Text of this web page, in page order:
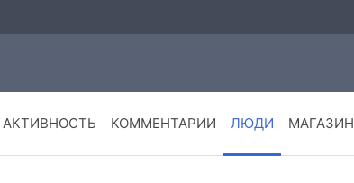
АКТИВНОСТЬ КОММЕНТАРИИ ЛЮДИ МАГАЗИН